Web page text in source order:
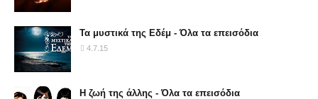
Τα μυστικά της Εδέμ - Όλα τα επεισόδια
4.7.15
Η ζωή της άλλης - Όλα τα επεισόδια